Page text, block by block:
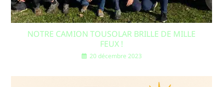
NOTRE CAMION TOUSOLAR BRILLE DE MILLE
FEUX !
20 décembre 2023